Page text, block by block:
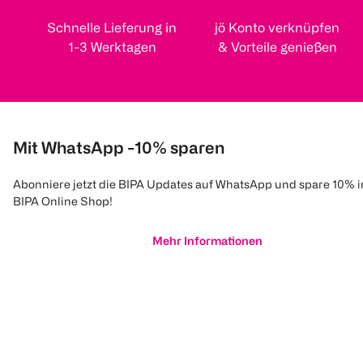
Schnelle Lieferung in
1-3 Werktagen
jö Konto verknüpfen
& Vorteile genießen
Mit WhatsApp -10% sparen
Abonniere jetzt die BIPA Updates auf WhatsApp und spare 10%
BIPA Online Shop!
Mehr Informationen